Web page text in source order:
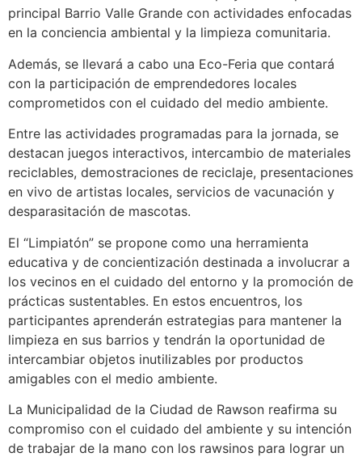
principal Barrio Valle Grande con actividades enfocadas
en la conciencia ambiental y la limpieza comunitaria.
Además, se llevará a cabo una Eco-Feria que contará
con la participación de emprendedores locales
comprometidos con el cuidado del medio ambiente.
Entre las actividades programadas para la jornada, se
destacan juegos interactivos, intercambio de materiales
reciclables, demostraciones de reciclaje, presentaciones
en vivo de artistas locales, servicios de vacunación y
desparasitación de mascotas.
El “Limpiatón” se propone como una herramienta
educativa y de concientización destinada a involucrar a
los vecinos en el cuidado del entorno y la promoción de
prácticas sustentables. En estos encuentros, los
participantes aprenderán estrategias para mantener la
limpieza en sus barrios y tendrán la oportunidad de
intercambiar objetos inutilizables por productos
amigables con el medio ambiente.
La Municipalidad de la Ciudad de Rawson reafirma su
compromiso con el cuidado del ambiente y su intención
de trabajar de la mano con los rawsinos para lograr un